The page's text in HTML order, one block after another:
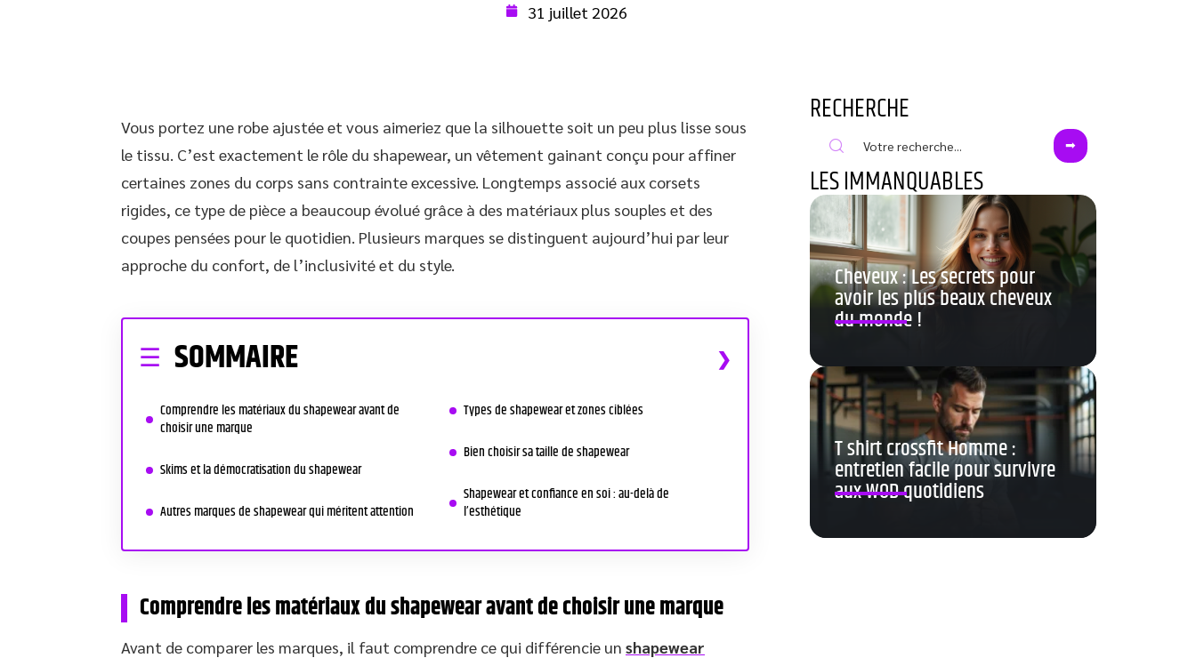
31 juillet 2026
Vous portez une robe ajustée et vous aimeriez que la silhouette soit un peu plus lisse sous
le tissu. C’est exactement le rôle du shapewear, un vêtement gainant conçu pour affiner
certaines zones du corps sans contrainte excessive. Longtemps associé aux corsets
rigides, ce type de pièce a beaucoup évolué grâce à des matériaux plus souples et des
coupes pensées pour le quotidien. Plusieurs marques se distinguent aujourd’hui par leur
approche du confort, de l’inclusivité et du style.
SOMMAIRE
Comprendre les matériaux du shapewear avant de
choisir une marque
Skims et la démocratisation du shapewear
Autres marques de shapewear qui méritent attention
Types de shapewear et zones ciblées
Bien choisir sa taille de shapewear
Shapewear et confiance en soi : au-delà de
l’esthétique
Comprendre les matériaux du shapewear avant de choisir une marque
Avant de comparer les marques, il faut comprendre ce qui différencie un shapewear
RECHERCHE
LES IMMANQUABLES
Cheveux : Les secrets pour
avoir les plus beaux cheveux
du monde !
T shirt crossfit Homme :
entretien facile pour survivre
aux WOD quotidiens